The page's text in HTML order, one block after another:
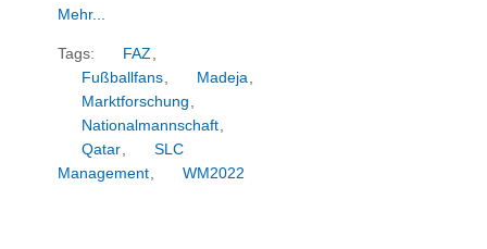
Mehr...
Tags: FAZ
Fußballfans
Madeja
Marktforschung
Nationalmannschaft
Qatar
SLC
Management
WM2022